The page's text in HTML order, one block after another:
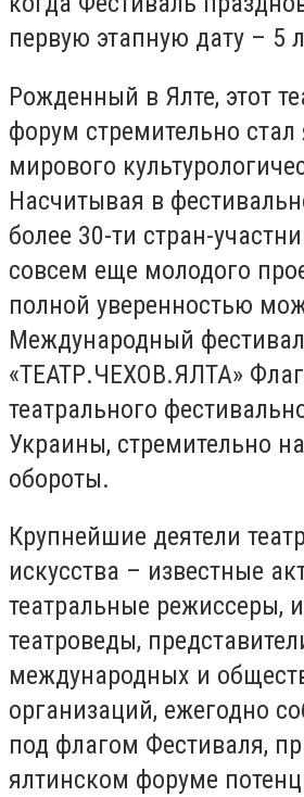
первую этапную дату – 5
Рожденный в Ялте, этот
форум стремительно
мирового
Насчитывая в
более 30-ти стран-
совсем еще молодого
полной уверенностью
Международный
«ТЕАТР.ЧЕХОВ.ЯЛТА»
театрального
Украины, стремительно
обороты.
Крупнейшие деятели
искусства – известные
театральные режиссеры,
театроведы,
международных и
организаций, ежегодно
под флагом Фестиваля,
ялтинском форуме